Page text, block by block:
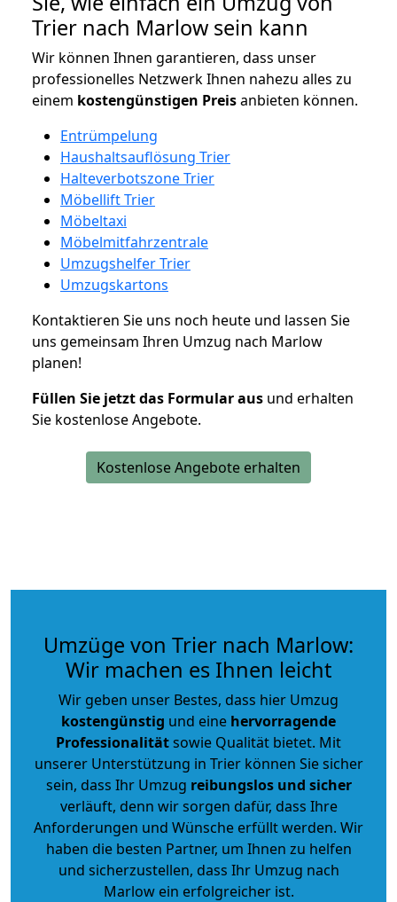
Trier nach Marlow sein kann
Wir können Ihnen garantieren, dass unser
professionelles Netzwerk Ihnen nahezu alles zu
einem kostengünstigen Preisanbieten können.
Entrümpelung
Haushaltsauflösung Trier
Halteverbotszone Trier
Möbellift Trier
Möbeltaxi
Möbelmitfahrzentrale
Umzugshelfer Trier
Umzugskartons
Kontaktieren Sie uns noch heute und lassen Sie
uns gemeinsam Ihren Umzug nach Marlow
planen!
Füllen Sie jetzt das Formular aus und erhalten
Sie kostenlose Angebote.
Kostenlose Angebote erhalten
Umzüge von Trier nach Marlow:
Wir machen es Ihnen leicht
Wir geben unser Bestes, dass hier Umzug
kostengünstig und eine hervorragende
Professionalitätsowie Qualität bietet. Mit
unserer Unterstützung in Trier können Sie sicher
sein, dass Ihr Umzug reibungslos und sicher
verläuft, denn wir sorgen dafür, dass Ihre
Anforderungen und Wünsche erfüllt werden. Wir
haben die besten Partner, um Ihnen zu helfen
und sicherzustellen, dass Ihr Umzug nach
Marlow ein erfolgreicher ist.